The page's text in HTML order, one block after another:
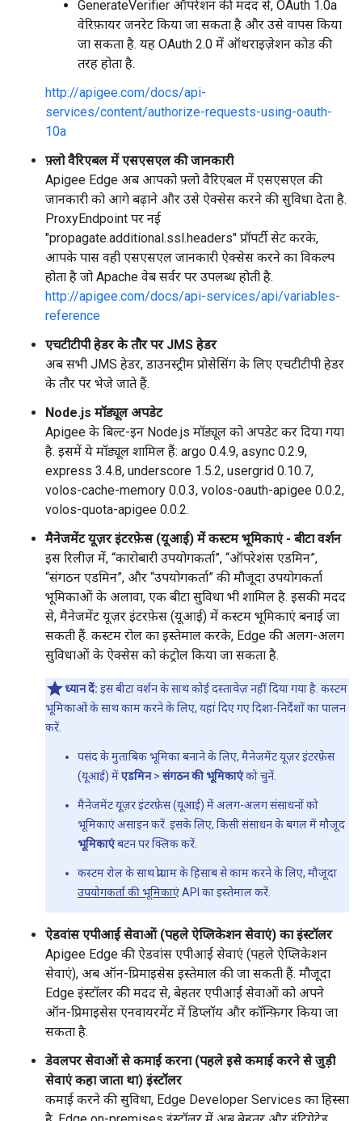
GenerateVerifier ऑपरेशन की मदद से, OAuth 1.0a
वेरिफ़ायर जनरेट किया जा सकता है और उसे वापस किया
जा सकता है. यह OAuth 2.0 में ऑथराइज़ेशन कोड की
तरह होता है.
http://apigee.com/docs/api-
services/content/authorize-requests-using-oauth-
10a
फ़्लो वैरिएबल में एसएसएल की जानकारी
Apigee Edge अब आपको फ़्लो वैरिएबल में एसएसएल की
जानकारी को आगे बढ़ाने और उसे ऐक्सेस करने की सुविधा देता है.
ProxyEndpoint पर नई
"propagate.additional.ssl.headers" प्रॉपर्टी सेट करके,
आपके पास वही एसएसएल जानकारी ऐक्सेस करने का विकल्प
होता है जो Apache वेब सर्वर पर उपलब्ध होती है.
http://apigee.com/docs/api-services/api/variables-
reference
एचटीटीपी हेडर के तौर पर JMS हेडर
अब सभी JMS हेडर, डाउनस्ट्रीम प्रोसेसिंग के लिए एचटीटीपी हेडर
के तौर पर भेजे जाते हैं.
Node.js मॉड्यूल अपडेट
Apigee के बिल्ट-इन Node.js मॉड्यूल को अपडेट कर दिया गया
है. इसमें ये मॉड्यूल शामिल हैं: argo 0.4.9, async 0.2.9,
express 3.4.8, underscore 1.5.2, usergrid 0.10.7,
volos-cache-memory 0.0.3, volos-oauth-apigee 0.0.2,
volos-quota-apigee 0.0.2.
मैनेजमेंट यूज़र इंटरफ़ेस (यूआई) में कस्टम भूमिकाएं - बीटा वर्शन
इस रिलीज़ में, “कारोबारी उपयोगकर्ता”, “ऑपरेशंस एडमिन”,
“संगठन एडमिन”, और “उपयोगकर्ता” की मौजूदा उपयोगकर्ता
भूमिकाओं के अलावा, एक बीटा सुविधा भी शामिल है. इसकी मदद
से, मैनेजमेंट यूज़र इंटरफ़ेस (यूआई) में कस्टम भूमिकाएं बनाई जा
सकती हैं. कस्टम रोल का इस्तेमाल करके, Edge की अलग-अलग
सुविधाओं के ऐक्सेस को कंट्रोल किया जा सकता है.
ध्यान दें: इस बीटा वर्शन के साथ कोई दस्तावेज़ नहीं दिया गया है. कस्टम
भूमिकाओं के साथ काम करने के लिए, यहां दिए गए दिशा-निर्देशों का पालन
करें.
पसंद के मुताबिक भूमिका बनाने के लिए, मैनेजमेंट यूज़र इंटरफ़ेस
(यूआई) मेंएडमिन> संगठन की भूमिकाएंको चुनें.
मैनेजमेंट यूज़र इंटरफ़ेस (यूआई) में अलग-अलग संसाधनों को
भूमिकाएं असाइन करें. इसके लिए, किसी संसाधन के बगल में मौजूद
भूमिकाएंबटन पर क्लिक करें.
कस्टम रोल के साथ प्रोग्राम के हिसाब से काम करने के लिए, मौजूदा
उपयोगकर्ता की भूमिकाएंAPI का इस्तेमाल करें.
ऐडवांस एपीआई सेवाओं (पहले ऐप्लिकेशन सेवाएं) का इंस्टॉलर
Apigee Edge की ऐडवांस एपीआई सेवाएं (पहले ऐप्लिकेशन
सेवाएं), अब ऑन-प्रिमाइसेस इस्तेमाल की जा सकती हैं. मौजूदा
Edge इंस्टॉलर की मदद से, बेहतर एपीआई सेवाओं को अपने
ऑन-प्रिमाइसेस एनवायरमेंट में डिप्लॉय और कॉन्फ़िगर किया जा
सकता है.
डेवलपर सेवाओं से कमाई करना (पहले इसे कमाई करने से जुड़ी
सेवाएं कहा जाता था) इंस्टॉलर
कमाई करने की सुविधा, Edge Developer Services का हिस्सा